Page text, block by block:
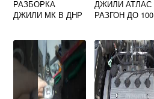
РАЗБОРКА
ДЖИЛИ МК В ДНР
ДЖИЛИ АТЛАС
РАЗГОН ДО 100